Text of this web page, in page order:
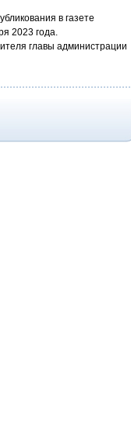
в газете
2023 года.
главы администрации